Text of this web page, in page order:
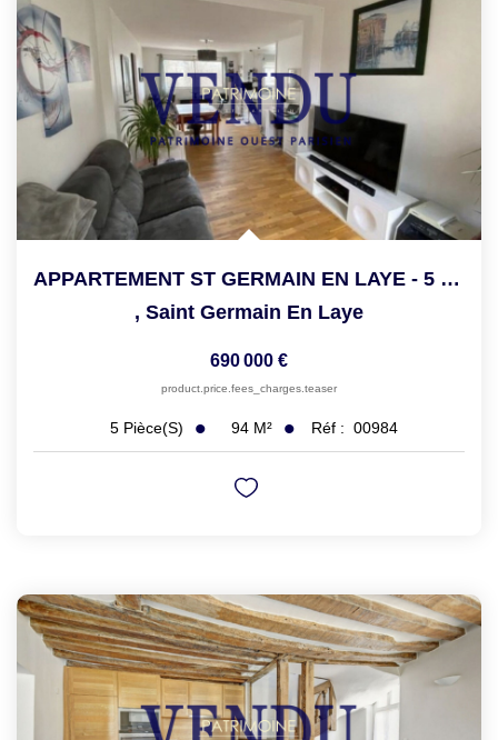
APPARTEMENT ST GERMAIN EN LAYE - 5 Pièce(s) - 93.94 M2
, Saint Germain En Laye
690 000 €
product.price.fees_charges.teaser
5 Pièce(s) 94 M² Réf : 00984